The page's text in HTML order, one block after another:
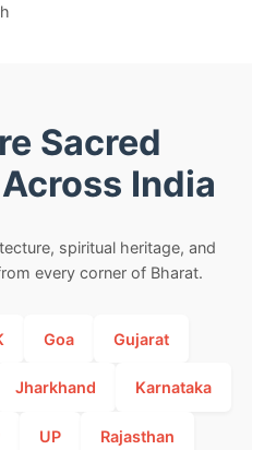
Sacred
India
spiritual heritage, and
every corner of Bharat.
Goa Gujarat
Jharkhand Karnataka
UP Rajasthan